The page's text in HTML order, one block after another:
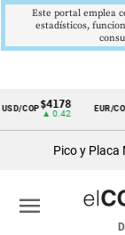
Cintillo
económicos
Colombia
COP$4178
▲ 0.42
EUR/COP
Pico y Placa
menu
Este portal emplea
estadísticos,